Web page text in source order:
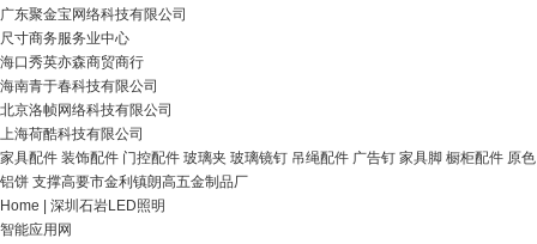
广东聚金宝网络科技有限公司
尺寸商务服务业中心
海口秀英亦森商贸商行
海南青于春科技有限公司
北京洛帧网络科技有限公司
上海荷酷科技有限公司
家具配件 装饰配件 门控配件 玻璃夹 玻璃镜钉 吊绳配件 广告钉 家具脚 橱柜配件 原色
铝饼 支撑高要市金利镇朗高五金制品厂
Home | 深圳石岩LED照明
智能应用网